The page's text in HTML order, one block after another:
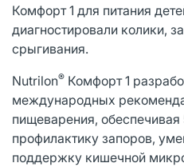
Комфорт 1 для питания
диагностировали колики,
срыгивания.
Nutrilon® Комфорт 1
международных
пищеварения,
профилактику запоров,
поддержку кишечной